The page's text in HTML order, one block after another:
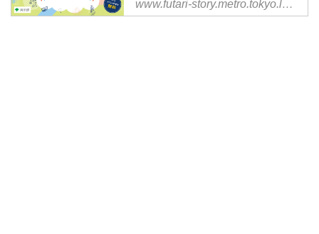
気になる結婚のアレコレがわかっ
www.futari-story.metro.tokyo.lg.jp